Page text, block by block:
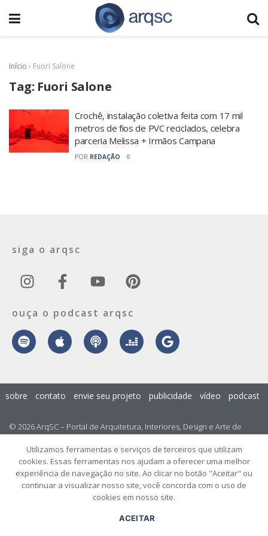
Início › Fuori Salone
Tag: Fuori Salone
Crochê, instalação coletiva feita com 17 mil
metros de fios de PVC reciclados, celebra
parceria Melissa + Irmãos Campana
POR REDAÇÃO 0
siga o arqsc
ouça o podcast arqsc
© 2026 ArqSC – Portal de Arquitetura, Interiores, Design e Arte de
sobre contato envie seu projeto publicidade vídeo podcast
Utilizamos ferramentas e serviços de terceiros que utilizam
cookies. Essas ferramentas nos ajudam a oferecer uma melhor
experiência de navegação no site. Ao clicar no botão "Aceitar" ou
continuar a visualizar nosso site, você concorda com o uso de
cookies em nosso site.
ACEITAR